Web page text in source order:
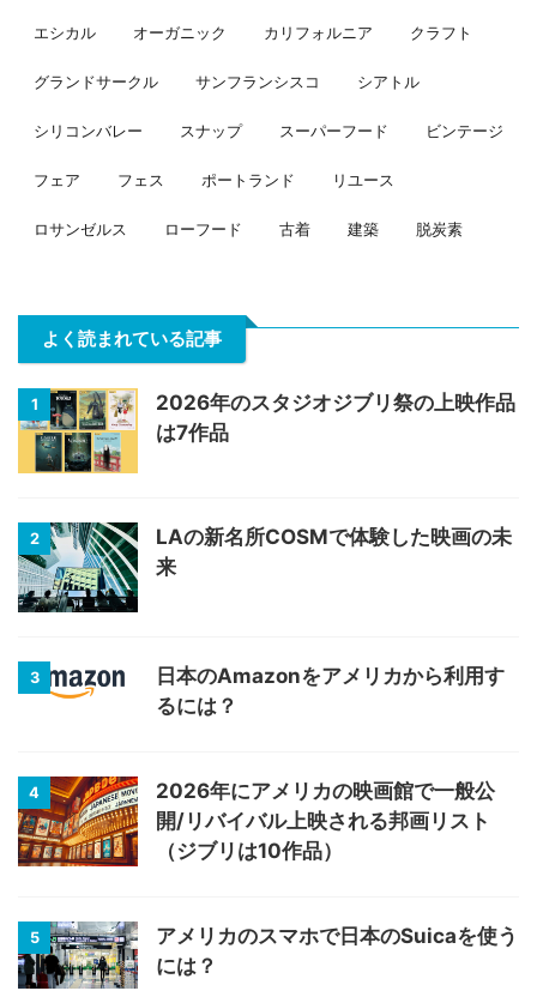
エシカル オーガニック カリフォルニア クラフト
グランドサークル サンフランシスコ シアトル
シリコンバレー スナップ スーパーフード ビンテージ
フェア フェス ポートランド リユース
ロサンゼルス ローフード 古着 建築 脱炭素
よく読まれている記事
1
2026年のスタジオジブリ祭の上映作品
は7作品
2
LAの新名所COSMで体験した映画の未
来
3
日本のAmazonをアメリカから利用す
るには？
4
2026年にアメリカの映画館で一般公
開/リバイバル上映される邦画リスト
（ジブリは10作品）
5
アメリカのスマホで日本のSuicaを使う
には？